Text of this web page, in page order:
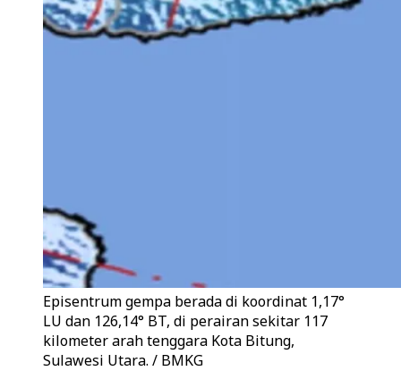
Episentrum gempa berada di koordinat 1,17°
LU dan 126,14° BT, di perairan sekitar 117
kilometer arah tenggara Kota Bitung,
Sulawesi Utara. / BMKG